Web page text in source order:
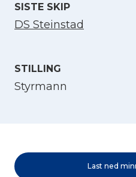
SISTE SKIP
DS Steinstad
STILLING
Styrmann
Last ned
Norsk bokmål